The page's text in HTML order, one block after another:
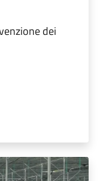
dei